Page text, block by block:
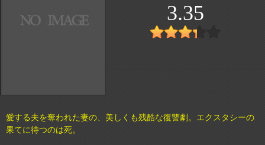
3.35
愛する夫を奪われた妻の、美しくも残酷な復讐劇。エクスタシーの
果てに待つのは死。